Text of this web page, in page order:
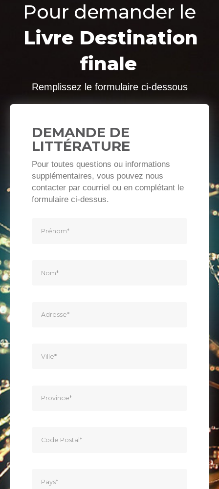
Pour demander le
Livre Destination
finale
Remplissez le formulaire ci-dessous
DEMANDE DE
LITTÉRATURE
Pour toutes questions ou informations
supplémentaires, vous pouvez nous
contacter par courriel ou en complétant le
formulaire ci-dessus.